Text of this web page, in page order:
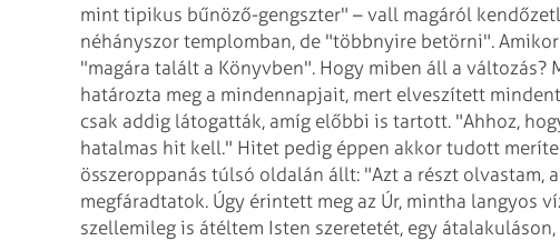
mint tipikus bűnöző-gengszter" – vall magáról
néhányszor templomban, de "többnyire betörni".
"magára talált a Könyvben". Hogy miben áll a változás?
határozta meg a mindennapjait, mert elveszített
csak addig látogatták, amíg előbbi is tartott. "Ahhoz,
hatalmas hit kell." Hitet pedig éppen akkor tudott
összeroppanás túlsó oldalán állt: "Azt a részt olvastam,
megfáradtatok. Úgy érintett meg az Úr, mintha langyos
szellemileg is átéltem Isten szeretetét, egy